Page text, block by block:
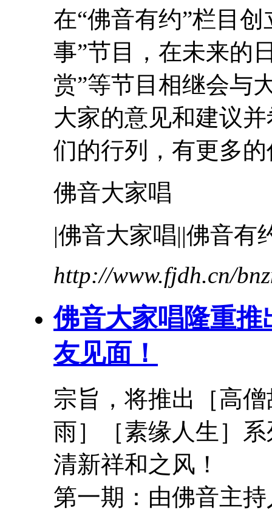
在“佛音有约”栏目
事”节目，在未来的
赏”等节目相继会与
大家的意见和建议
们的行列，有更多
佛音大家唱
|佛音大家唱||佛音有
http://www.fjdh.cn/
佛音大家唱隆重
友见面！
宗旨，将推出［高僧
雨］［素缘人生］
清新祥和之风！
第一期：由佛音主